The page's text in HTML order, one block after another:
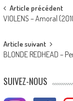
Post
navigation
Article précédent
VIOLENS – Amoral
Article suivant
BLONDE REDHEAD –
SUIVEZ-NOUS